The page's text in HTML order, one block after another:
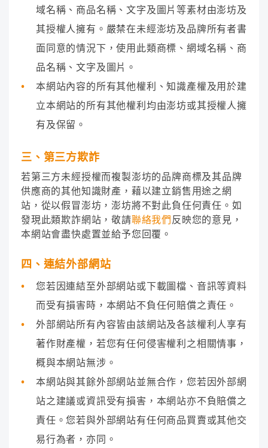
域名稱、商品名稱、文字及圖片等素材由澎坊及
其授權人擁有。嚴禁在未經澎坊及品牌所有者書
面同意的情況下，使用此類商標、網域名稱、商
品名稱、文字及圖片。
本網站內容的所有其他權利、知識產權及用於建
立本網站的所有其他權利均由澎坊或其授權人擁
有及保留。
三、第三方欺詐
若第三方未經授權而複製澎坊的品牌商標及其品牌
供應商的其他知識財產，藉以建立銷售用途之網
站，從以假冒澎坊，澎坊將不對此負任何責任。如
發現此類欺詐網站，敬請聯絡我們 反映您的意見，
本網站會盡快處置並給予您回覆。
四、連結外部網站
您若因連結至外部網站或下載圖檔、音訊等資料
而受有損害時，本網站不負任何賠償之責任。
外部網站所有內容皆由該網站及各該權利人享有
著作財產權，若您有任何侵害權利之相關情事，
概與本網站無涉。
本網站與其餘外部網站並無合作，您若因外部網
站之建議或資訊受有損害，本網站亦不負賠償之
責任。您若與外部網站有任何商品買賣或其他交
易行為者，亦同。